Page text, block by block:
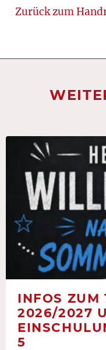
Zurück zum
INFOS ZUM
2026/2027
5